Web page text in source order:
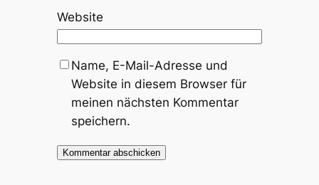
Website
Name, E-Mail-Adresse und
Website in diesem Browser für
meinen nächsten Kommentar
speichern.